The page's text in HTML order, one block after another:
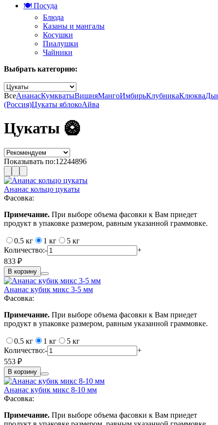
🍽️ Посуда
Блюда
Казаны и мангалы
Косушки
Пиалушки
Чайники
Выбрать категорию:
ВсеАнанасКумкватыВишняМангоИмбирьКлубникаКлюква
(Россия)Цукаты яблокоАйва
Цукаты 🥝
Показывать по:12244896
Ананас кольцо цукаты
Фасовка:
Примечание. При выборе объема фасовки к Вам приедет
продукт в упаковке размером, равным указанной граммовке.
0.5 кг 1 кг
5 кг
Количество:-
+
833 ₽
В корзину
Ананас кубик микс 3-5 мм
Фасовка:
Примечание. При выборе объема фасовки к Вам приедет
продукт в упаковке размером, равным указанной граммовке.
0.5 кг 1 кг
5 кг
Количество:-
+
553 ₽
В корзину
Ананас кубик микс 8-10 мм
Фасовка:
Примечание. При выборе объема фасовки к Вам приедет